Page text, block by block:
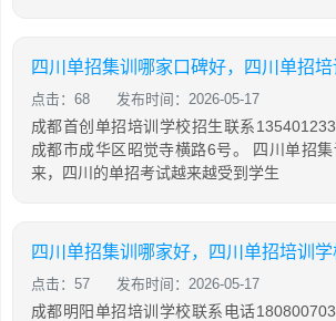
四川单招集训哪家口碑好，四川单招培
点击：68 发布时间：2026-05-17
成都首创单招培训学校招生联系
成都市成华区昭觉寺横路6号。 四川单招
来，四川的单招考试越来越受到学生
四川单招集训哪家好，四川单招培训学
点击：57 发布时间：2026-05-17
成都明阳单招培训学校联系电话